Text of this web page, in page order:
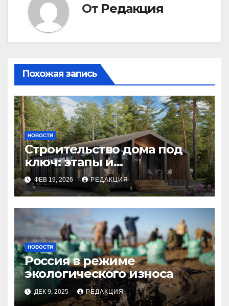
От Редакция
Похожая запись
НОВОСТИ
Строительство дома под
ключ: этапы и
планирование бюджета
ФЕВ 19, 2026 РЕДАКЦИЯ
НОВОСТИ
Россия в режиме
экологического износа
ДЕК 9, 2025 РЕДАКЦИЯ